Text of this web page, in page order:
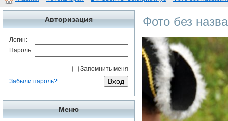
Авторизация
Логин:
Пароль:
Запомнить меня
Забыли пароль?
Меню
Фото без